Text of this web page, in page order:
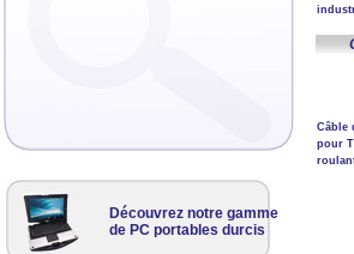
Câble
pour
Découvrez notre gamme
de PC portables durcis